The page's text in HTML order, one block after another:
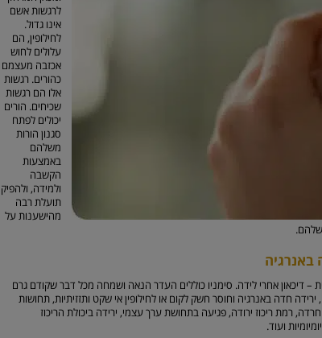
לרגשות אשם
אינו גדול.
לחילופין, הם
עלולים לחוש
אכזבה מעצמם
כהורים. רגשות
אלו הם רגשות
שכיחים. הורים
יכולים לפתח
סגנון הורות
משלהם
באמצעות
הקשבה
ולמידה, ולהפיק
תועלת רבה
מהישענות על
שלהם.
באנרגיה
– דיכאון אחרי לידה. סימניו כוללים העדר הנאה ושמחה מכל דבר שקודם גרם
חדה באנרגיה וחוסר חשק לקום או לחילופין אי שקט ותזזיתיות, תחושות
רמת ריכוז ירודה, פגיעה בתחושת ערך עצמי, ירידה ביכולת הריכוז
ועוד.